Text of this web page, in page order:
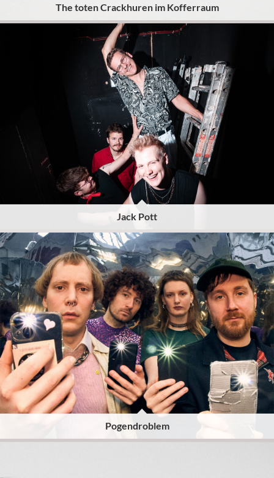
The toten Crackhuren im Kofferraum
Jack Pott
Pogendroblem